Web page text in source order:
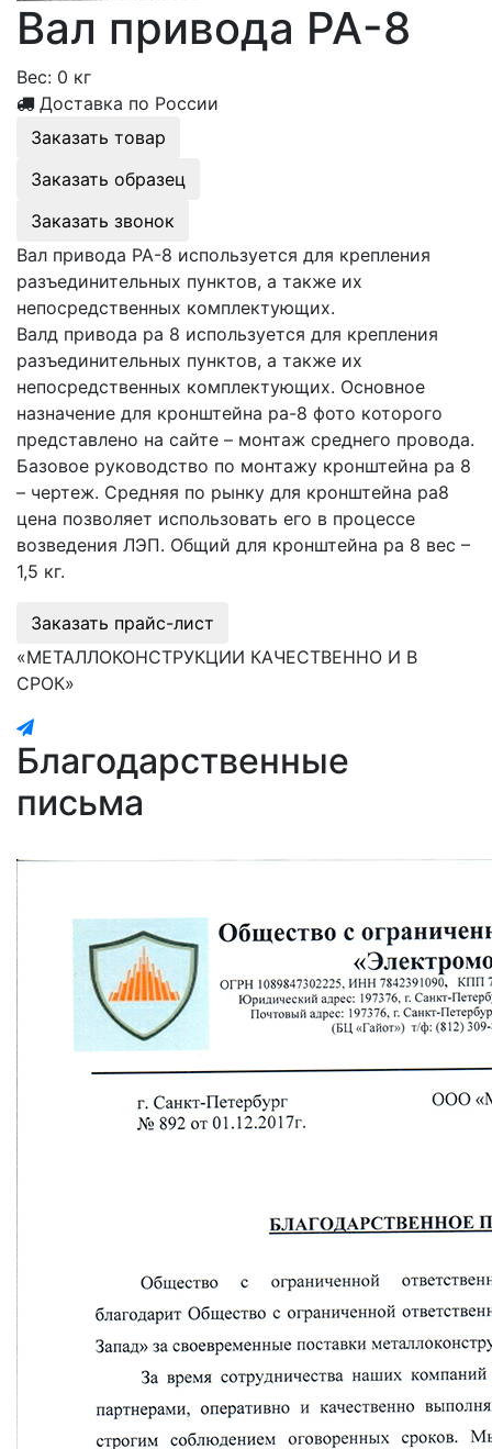
Вал привода РА-8
Вес: 0 кг
Доставка по России
Заказать товар
Заказать образец
Заказать звонок
Вал привода РА-8 используется для крепления
разъединительных пунктов, а также их
непосредственных комплектующих.
Валд привода ра 8 используется для крепления
разъединительных пунктов, а также их
непосредственных комплектующих. Основное
назначение для кронштейна ра-8 фото которого
представлено на сайте – монтаж среднего провода.
Базовое руководство по монтажу кронштейна ра 8
– чертеж. Средняя по рынку для кронштейна ра8
цена позволяет использовать его в процессе
возведения ЛЭП. Общий для кронштейна ра 8 вес –
1,5 кг.
Заказать прайс-лист
«МЕТАЛЛОКОНСТРУКЦИИ КАЧЕСТВЕННО И В
СРОК»
Благодарственные
письма